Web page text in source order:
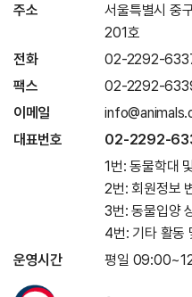
주소
서울특별시 중
201호
전화
02-2292-
팩스
02-2292-
이메일
대표번호
02-2292-
1번: 동물학대
2번: 회원정보
3번: 동물입양
4번: 기타 활동
운영시간
평일